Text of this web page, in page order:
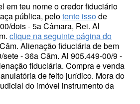
em teu nome o credor fiduciário
pública, pelotente issode
dois - 5a Câmara, Rei. Al
clique na seguinte página do
Alienação fiduciária de bem
- 36a Câm. Al 905.449-00/9 -
fiduciária. Compra e venda
de feito jurídico. Mora do
do imóvel instrumento da